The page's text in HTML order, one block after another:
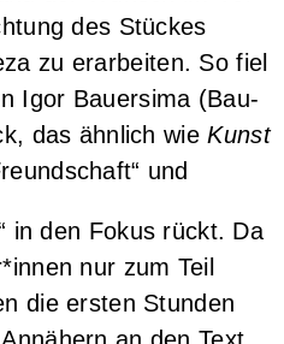
des Stü­ckes
zu erar­bei­ten. So fiel
Igor Bau­er­si­ma (Bau­
das ähn­lich wieKunst
und
in den Fokus rückt. Da
nur zum Teil
die ers­ten Stun­den
an den Text